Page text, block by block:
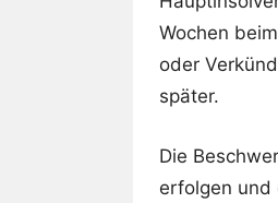
Wochen
oder
später.
Die
erfolgen und